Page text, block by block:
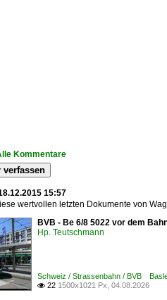
Kommentare
verfassen
15:57
wertvollen letzten Dokumente von
BVB - Be 6/8 5022 vor dem
Hp. Teutschmann
Schweiz / Strassenbahn / BVB
 22 1500x1021 Px, 04.08.2026